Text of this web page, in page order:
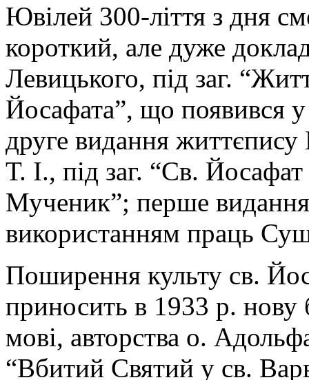
Ювілей 300-ліття з дня
короткий, але дуже
Левицького, під заг.
Йосафата”, що появився
друге видання
Т. І., під заг. “Св.
Мученик”; перше
використанням праць
Поширення культу св.
приносить в 1933 р. нову
мові, авторства о.
“Вбитий Святий у св.